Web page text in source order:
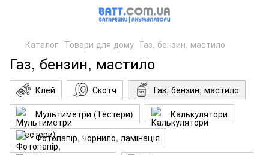
Каталог Товари для дому Газ, бензин, мастило
Газ, бензин, мастило
Клей Скотч
Газ, бензин, мастило
Мультиметри (Тестери)
Калькулятори
Фотопапір, чорнило, ламінація